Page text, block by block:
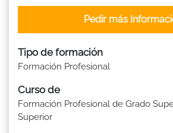
Tipo de formación
Formación Profesional
Curso de
Formación Profesional de Grado
Superior
Pedir más